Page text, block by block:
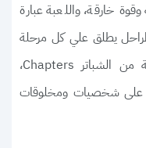
خارقة، واللعبة عبارة
يطلق علي كل مرحلة
Book، وكل مرحلة عبارة عن مجموعة من الشباتر Chapters،
على شخصيات ومخلوقات